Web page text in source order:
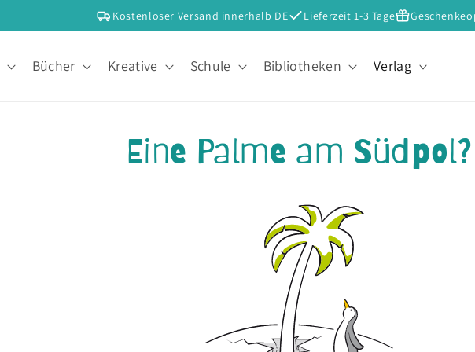
Kostenloser Versand innerhalb DE Lieferzeit 1-3 Tage
Bücher Kreative Schule Bibliotheken Verlag
Eine Palme am Südpol?